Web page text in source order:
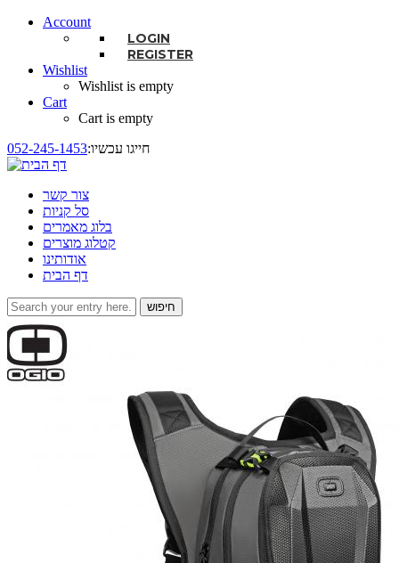
Account
LOGIN
REGISTER
Wishlist
Wishlist is empty
Cart
Cart is empty
052-245-1453 :חייגו עכשיו
צור קשר
סל קניות
בלוג מאמרים
קטלוג מוצרים
אודותינו
דף הבית
טופס חיפוש
חיפוש